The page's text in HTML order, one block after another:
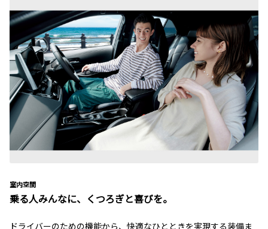
室内空間
乗る人みんなに、くつろぎと喜びを。
ドライバーのための機能から、快適なひとときを実現する装備ま